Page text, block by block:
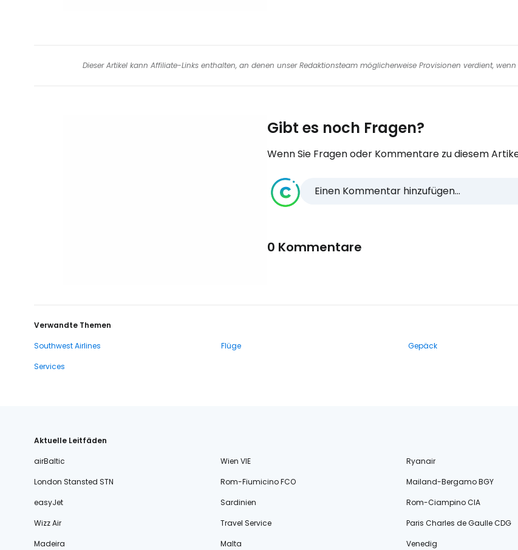
Dieser Artikel kann Affiliate-Links enthalten, an denen unser Redaktionsteam möglicherweise Provisionen verdient,
Gibt es noch Fragen?
Wenn Sie Fragen oder Kommentare zu diesem
Einen Kommentar hinzufügen...
0 Kommentare
Verwandte Themen
Southwest Airlines
Flüge Gepäck
Services
Aktuelle Leitfäden
airBaltic
Wien VIE
Ryanair
London Stansted STN
Rom-Fiumicino FCO
Mailand-Bergamo BGY
easyJet
Sardinien
Rom-Ciampino CIA
Wizz Air
Travel Service
Paris Charles de Gaulle CDG
Madeira
Malta Venedig